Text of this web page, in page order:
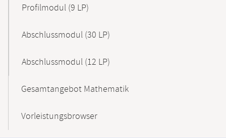
Profilmodul (9 LP)
Abschlussmodul (30 LP)
Abschlussmodul (12 LP)
Gesamtangebot Mathematik
Vorleistungsbrowser